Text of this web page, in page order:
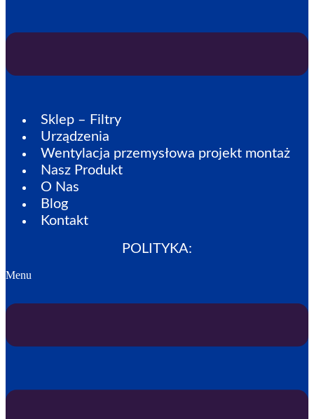
Sklep – Filtry
Urządzenia
Wentylacja przemysłowa projekt montaż
Nasz Produkt
O Nas
Blog
Kontakt
POLITYKA:
Menu